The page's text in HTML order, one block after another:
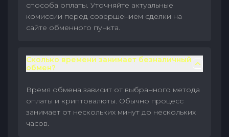
способа оплаты. Уточняйте актуальные
комиссии перед совершением сделки на
сайте обменного пункта.
Сколько времени занимает безналичный
обмен?
Время обмена зависит от выбранного метода
оплаты и криптовалюты. Обычно процесс
занимает от нескольких минут до нескольких
часов.